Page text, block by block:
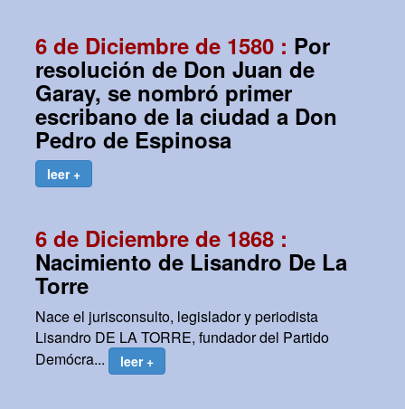
6 de Diciembre de 1580 : Por
resolución de Don Juan de
Garay, se nombró primer
escribano de la ciudad a Don
Pedro de Espinosa
leer +
6 de Diciembre de 1868 :
Nacimiento de Lisandro De La
Torre
Nace el jurisconsulto, legislador y periodista
Lisandro DE LA TORRE, fundador del Partido
Demócra...
leer +